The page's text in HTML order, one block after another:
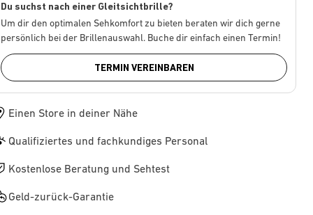
Du suchst nach einer Gleitsichtbrille?
Um dir den optimalen Sehkomfort zu bieten beraten wir dich gerne
persönlich bei der Brillenauswahl. Buche dir einfach einen Termin!
TERMIN VEREINBAREN
Einen Store in deiner Nähe
Qualifiziertes und fachkundiges Personal
Kostenlose Beratung und Sehtest
Geld-zurück-Garantie